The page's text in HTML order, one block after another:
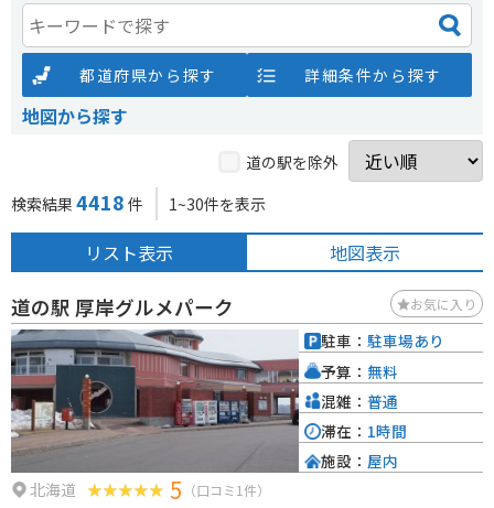
都道府県から探す 詳細条件から探す
地図から探す
道の駅を除外
検索結果 4418 件 1~30件を表示
リスト表示 地図表示
道の駅 厚岸グルメパーク お気に入り
北海道 5 （口コミ1件）
駐車： 駐車場あり
予算： 無料
混雑： 普通
滞在： 1時間
施設： 屋内